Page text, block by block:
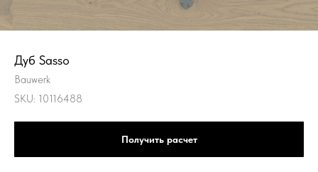
Дуб Sasso
Bauwerk
SKU: 10116488
Получить расчет